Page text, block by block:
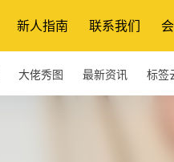
新人指南 联系我们
大佬秀图 最新资讯 标签